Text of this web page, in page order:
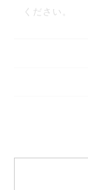
ください。